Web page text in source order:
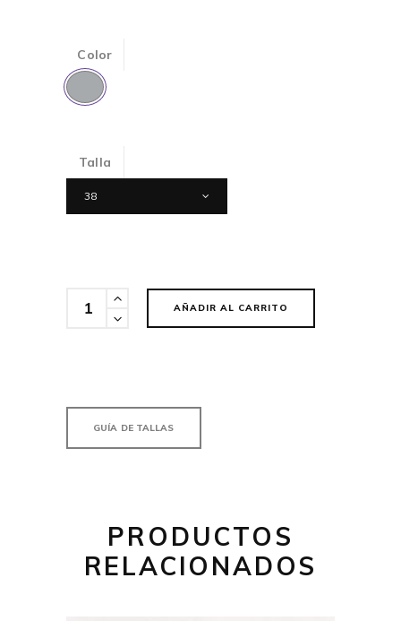
Color
Talla
38
Cantidad
AÑADIR AL CARRITO
GUÍA DE TALLAS
PRODUCTOS
RELACIONADOS